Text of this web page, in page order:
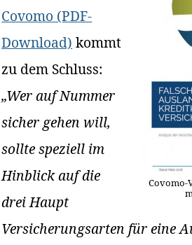
Covomo-
Covomo (PDF-
Download) kommt
zu dem Schluss:
„Wer auf Nummer
sicher gehen will,
sollte speziell im
Hinblick auf die
drei Haupt
Versicherungsarten für eine